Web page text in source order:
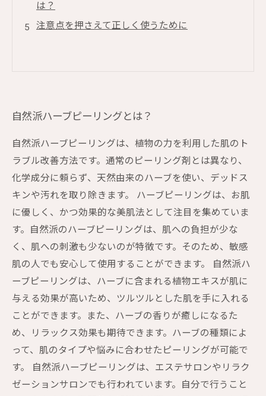
は？
注意点を押さえて正しく使うために
自然派ハーブピーリングとは？
自然派ハーブピーリングは、植物の力を利用した肌のト
ラブル改善方法です。通常のピーリング剤とは異なり、
化学成分に頼らず、天然由来のハーブを使い、デッドス
キンや汚れを取り除きます。 ハーブピーリングは、お肌
に優しく、かつ効果的な美肌法として注目を集めていま
す。自然派のハーブピーリングは、肌への負担が少な
く、肌への刺激も少ないのが特徴です。そのため、敏感
肌の人でも安心して使用することができます。 自然派ハ
ーブピーリングは、ハーブに含まれる植物エキスが肌に
与える効果が高いため、ツルツルとした肌を手に入れる
ことができます。また、ハーブの香りが癒しになるた
め、リラックス効果も期待できます。ハーブの種類によ
って、肌のタイプや悩みに合わせたピーリングが可能で
す。 自然派ハーブピーリングは、エステサロンやリラク
ゼーションサロンでも行われています。自分で行うこと